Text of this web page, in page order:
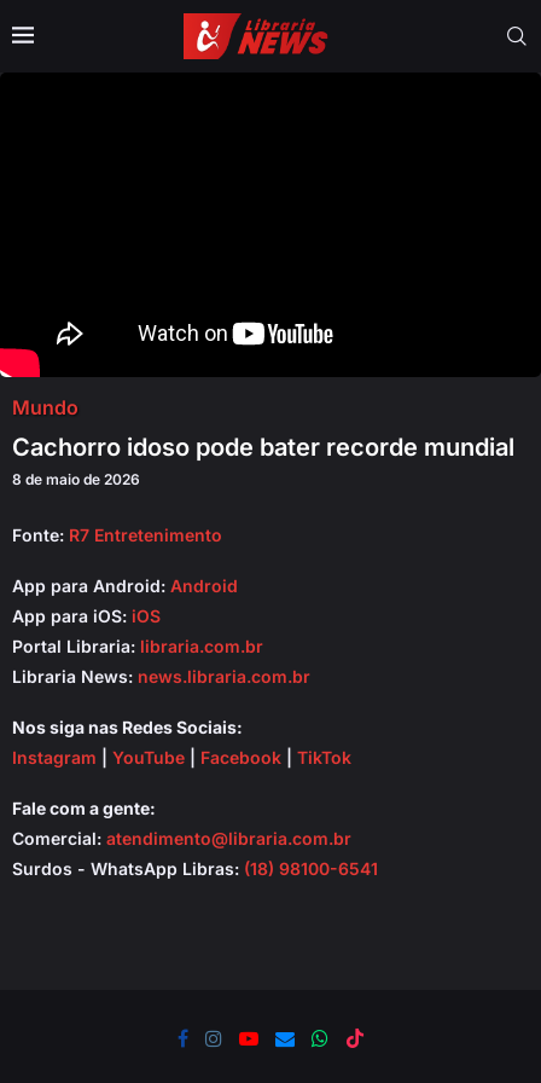
Mundo
Cachorro idoso pode bater recorde mundial
8 de maio de 2026
Fonte: R7 Entretenimento
App para Android: Android
App para iOS: iOS
Portal Libraria: libraria.com.br
Libraria News: news.libraria.com.br
Nos siga nas Redes Sociais:
Instagram
YouTube Facebook TikTok
Fale com a gente:
Comercial: atendimento@libraria.com.br
Surdos - WhatsApp Libras: (18) 98100-6541